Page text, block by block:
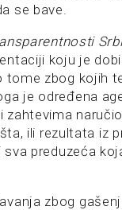
se bave.
koju je
tome zbog kojih
je određena
zahtevima
ili rezultata iz
preduzeća
zbog